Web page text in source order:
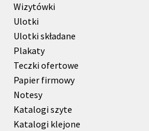
Wizytówki
Ulotki
Ulotki składane
Plakaty
Teczki ofertowe
Papier firmowy
Notesy
Katalogi szyte
Katalogi klejone